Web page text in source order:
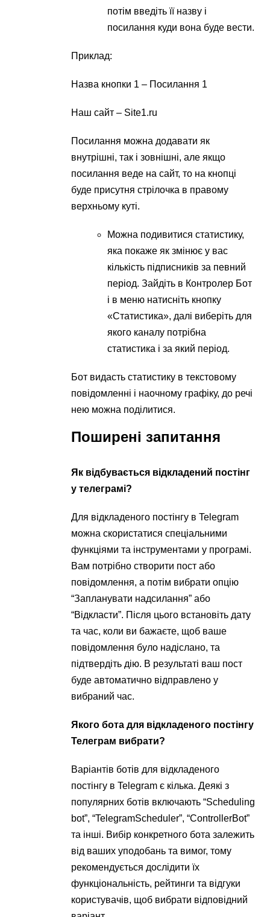
потім введіть її назву і
посилання куди вона буде вести.
Приклад:
Назва кнопки 1 – Посилання 1
Наш сайт – Site1.ru
Посилання можна додавати як
внутрішні, так і зовнішні, але якщо
посилання веде на сайт, то на кнопці
буде присутня стрілочка в правому
верхньому куті.
Можна подивитися статистику,
яка покаже як змінює у вас
кількість підписників за певний
період. Зайдіть в Контролер Бот
і в меню натисніть кнопку
«Статистика», далі виберіть для
якого каналу потрібна
статистика і за який період.
Бот видасть статистику в текстовому
повідомленні і наочному графіку, до речі
нею можна поділитися.
Поширені запитання
Як відбувається відкладений постінг
у телеграмі?
Для відкладеного постінгу в Telegram
можна скористатися спеціальними
функціями та інструментами у програмі.
Вам потрібно створити пост або
повідомлення, а потім вибрати опцію
“Запланувати надсилання” або
“Відкласти”. Після цього встановіть дату
та час, коли ви бажаєте, щоб ваше
повідомлення було надіслано, та
підтвердіть дію. В результаті ваш пост
буде автоматично відправлено у
вибраний час.
Якого бота для відкладеного постінгу
Телеграм вибрати?
Варіантів ботів для відкладеного
постінгу в Telegram є кілька. Деякі з
популярних ботів включають “Scheduling
bot”, “TelegramScheduler”, “ControllerBot”
та інші. Вибір конкретного бота залежить
від ваших уподобань та вимог, тому
рекомендується дослідити їх
функціональність, рейтинги та відгуки
користувачів, щоб вибрати відповідний